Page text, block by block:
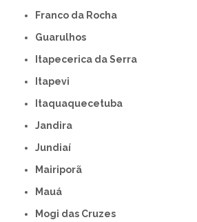
Franco da Rocha
Guarulhos
Itapecerica da Serra
Itapevi
Itaquaquecetuba
Jandira
Jundiaí
Mairiporã
Mauá
Mogi das Cruzes